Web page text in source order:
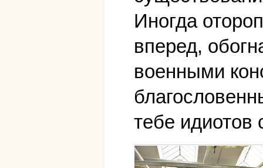
Иногда
вперед,
военными
тебе идиотов